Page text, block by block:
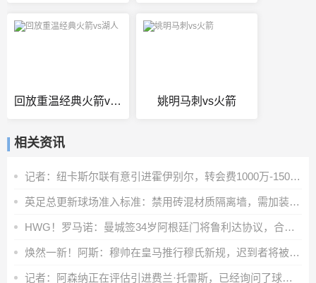
回放重温经典火箭vs湖人 姚明马刺vs火箭
相关资讯
记者：纽卡斯尔联有意引进霍伊别尔，转会费1000万-1500万英镑
英足总更新球场准入标准：禁用砖混材质隔离墙，需加装安全防护层
HWG！罗马诺：曼城签34岁阿根廷门将鲁利达协议，合同2+1
焕然一新！阿斯：穆帅在皇马推行穆氏新规，迟到者将被罚缺席合练
记者：阿森纳正在评估引进费兰·托雷斯，已经询问了球员情况